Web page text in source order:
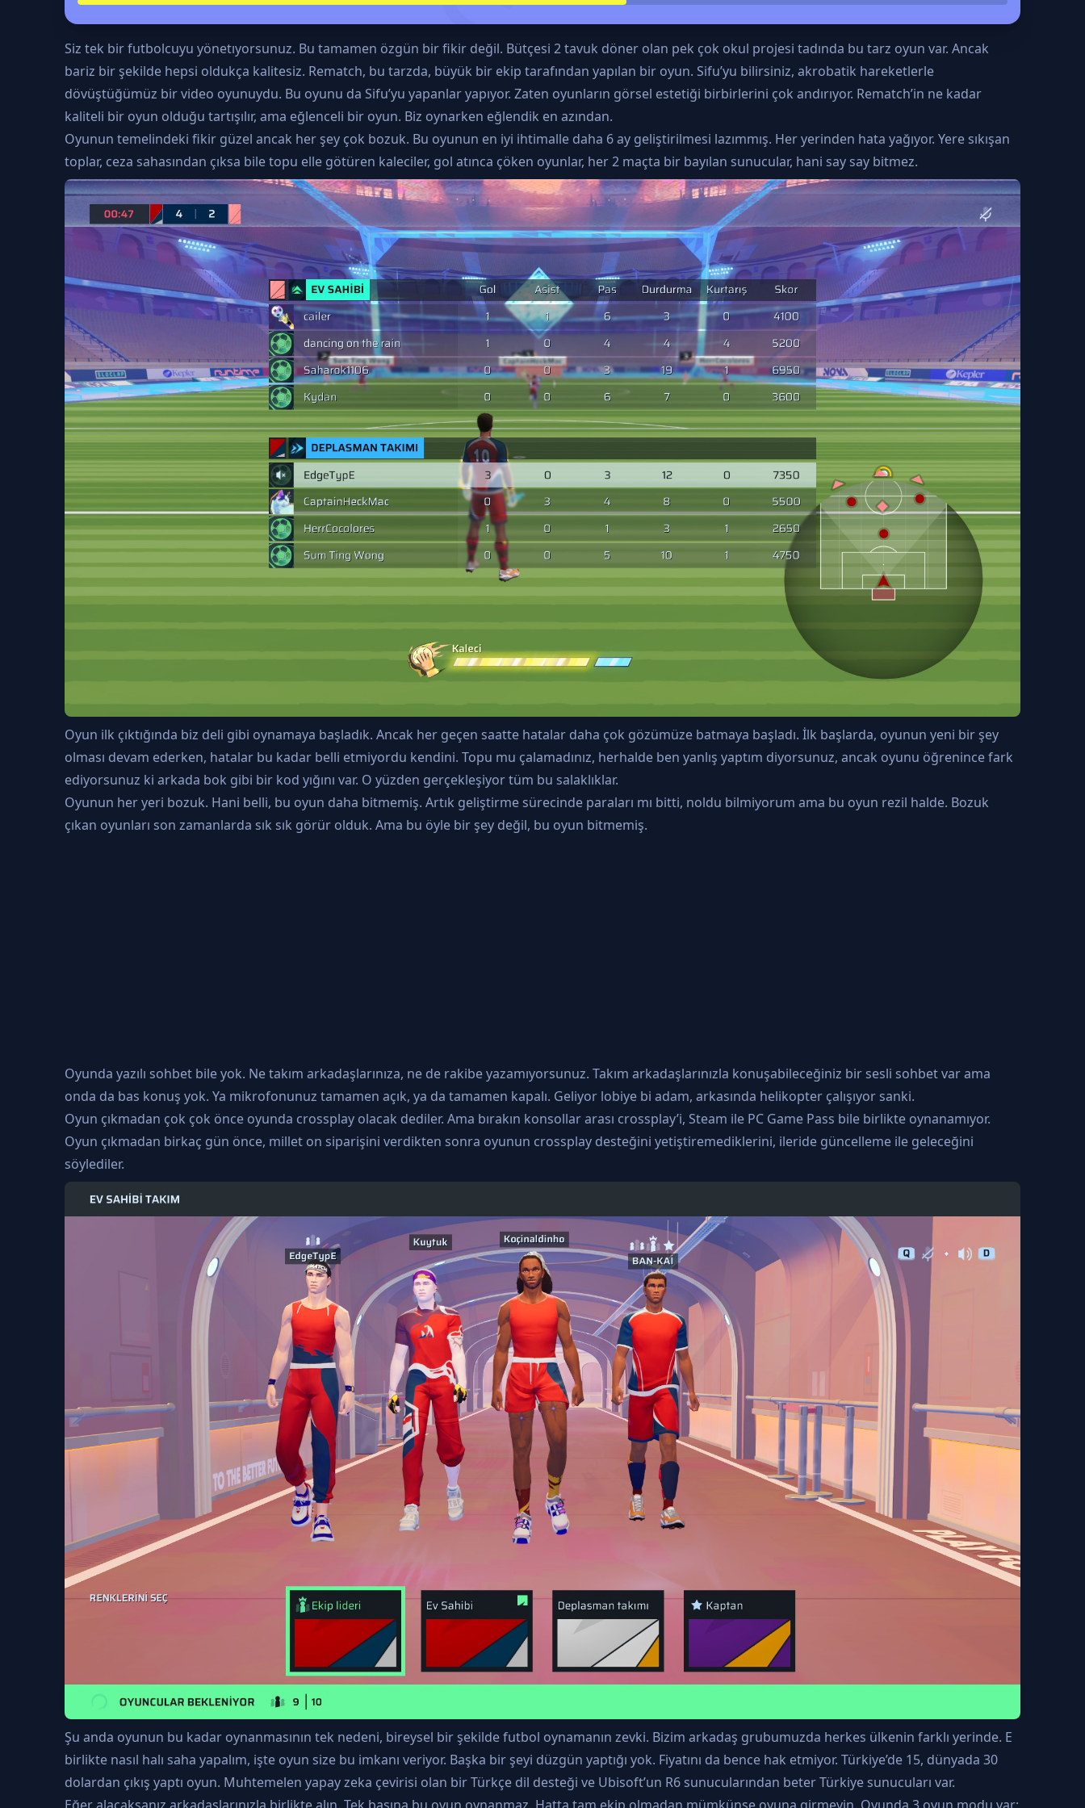
Siz tek bir futbolcuyu yönetıyorsunuz. Bu tamamen özgün bir fikir değil. Bütçesi 2 tavuk döner olan pek çok okul projesi tadında bu tarz oyun var. Ancak
bariz bir şekilde hepsi oldukça kalitesiz. Rematch, bu tarzda, büyük bir ekip tarafından yapılan bir oyun. Sifu’yu bilirsiniz, akrobatik hareketlerle
dövüştüğümüz bir video oyunuydu. Bu oyunu da Sifu’yu yapanlar yapıyor. Zaten oyunların görsel estetiği birbirlerini çok andırıyor. Rematch’in ne kadar
kaliteli bir oyun olduğu tartışılır, ama eğlenceli bir oyun. Biz oynarken eğlendik en azından.
Oyunun temelindeki fikir güzel ancak her şey çok bozuk. Bu oyunun en iyi ihtimalle daha 6 ay geliştirilmesi lazımmış. Her yerinden hata yağıyor. Yere sıkışan
toplar, ceza sahasından çıksa bile topu elle götüren kaleciler, gol atınca çöken oyunlar, her 2 maçta bir bayılan sunucular, hani say say bitmez.
Oyun ilk çıktığında biz deli gibi oynamaya başladık. Ancak her geçen saatte hatalar daha çok gözümüze batmaya başladı. İlk başlarda, oyunun yeni bir şey
olması devam ederken, hatalar bu kadar belli etmiyordu kendini. Topu mu çalamadınız, herhalde ben yanlış yaptım diyorsunuz, ancak oyunu öğrenince fark
ediyorsunuz ki arkada bok gibi bir kod yığını var. O yüzden gerçekleşiyor tüm bu salaklıklar.
Oyunun her yeri bozuk. Hani belli, bu oyun daha bitmemiş. Artık geliştirme sürecinde paraları mı bitti, noldu bilmiyorum ama bu oyun rezil halde. Bozuk
çıkan oyunları son zamanlarda sık sık görür olduk. Ama bu öyle bir şey değil, bu oyun bitmemiş.
Oyunda yazılı sohbet bile yok. Ne takım arkadaşlarınıza, ne de rakibe yazamıyorsunuz. Takım arkadaşlarınızla konuşabileceğiniz bir sesli sohbet var ama
onda da bas konuş yok. Ya mikrofonunuz tamamen açık, ya da tamamen kapalı. Geliyor lobiye bi adam, arkasında helikopter çalışıyor sanki.
Oyun çıkmadan çok çok önce oyunda crossplay olacak dediler. Ama bırakın konsollar arası crossplay’i, Steam ile PC Game Pass bile birlikte oynanamıyor.
Oyun çıkmadan birkaç gün önce, millet on siparişini verdikten sonra oyunun crossplay desteğini yetiştiremediklerini, ileride güncelleme ile geleceğini
söylediler.
Şu anda oyunun bu kadar oynanmasının tek nedeni, bireysel bir şekilde futbol oynamanın zevki. Bizim arkadaş grubumuzda herkes ülkenin farklı yerinde. E
birlikte nasıl halı saha yapalım, işte oyun size bu imkanı veriyor. Başka bir şeyi düzgün yaptığı yok. Fiyatını da bence hak etmiyor. Türkiye’de 15, dünyada 30
dolardan çıkış yaptı oyun. Muhtemelen yapay zeka çevirisi olan bir Türkçe dil desteği ve Ubisoft’un R6 sunucularından beter Türkiye sunucuları var.